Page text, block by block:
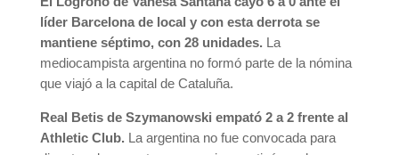
líder Barcelona de local y con esta derrota se
mantiene séptimo, con 28 unidades. La
mediocampista argentina no formó parte de la nómina
que viajó a la capital de Cataluña.
Real Betis de Szymanowski empató 2 a 2 frente al
Athletic Club. La argentina no fue convocada para